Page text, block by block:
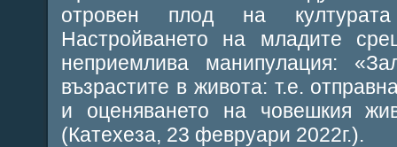
отровен плод на
Настройването на младите
неприемлива манипулация:
възрастите в живота: т.е.
и оценяването на човешкия
(Катехеза, 23 февруари 2022г.).